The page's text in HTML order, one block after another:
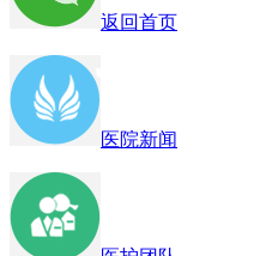
返回首页
医院新闻